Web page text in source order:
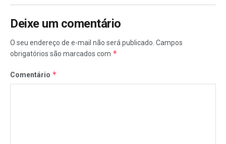
Deixe um comentário
O seu endereço de e-mail não será publicado. Campos
obrigatórios são marcados com *
Comentário *